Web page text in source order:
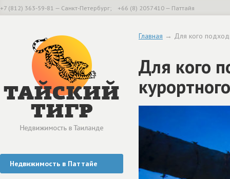
Недвижимость в Паттайе
Главная → Для кого
Для кого
+7 (812) 363-59-81 — Санкт-Петербург; +66 (8) 2057410 — Паттайя